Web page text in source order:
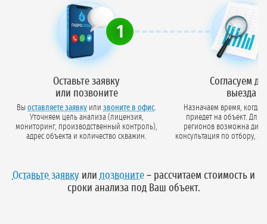
1
Оставьте заявку
или позвоните
Вы оставляете заявку или звоните в офис.
Уточняем цель анализа (лицензия,
мониторинг, производственный контроль),
адрес объекта и количество скважин.
Согласуем
выезда
Назначаем время, когда
приедет на объект. Для
регионов возможна дистанционная
консультация по отбору,
Оставьте заявкуили позвоните– рассчитаем стоимость и
сроки анализа под Ваш объект.